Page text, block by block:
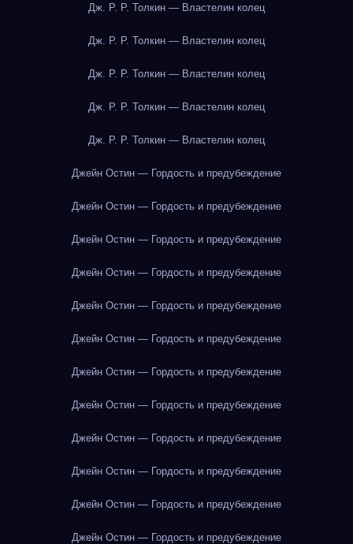
Дж. Р. Р. Толкин — Властелин колец
Дж. Р. Р. Толкин — Властелин колец
Дж. Р. Р. Толкин — Властелин колец
Дж. Р. Р. Толкин — Властелин колец
Дж. Р. Р. Толкин — Властелин колец
Джейн Остин — Гордость и предубеждение
Джейн Остин — Гордость и предубеждение
Джейн Остин — Гордость и предубеждение
Джейн Остин — Гордость и предубеждение
Джейн Остин — Гордость и предубеждение
Джейн Остин — Гордость и предубеждение
Джейн Остин — Гордость и предубеждение
Джейн Остин — Гордость и предубеждение
Джейн Остин — Гордость и предубеждение
Джейн Остин — Гордость и предубеждение
Джейн Остин — Гордость и предубеждение
Джейн Остин — Гордость и предубеждение